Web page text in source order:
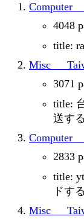
4048
title:
3071
title:
送す
2833
title:
ドす